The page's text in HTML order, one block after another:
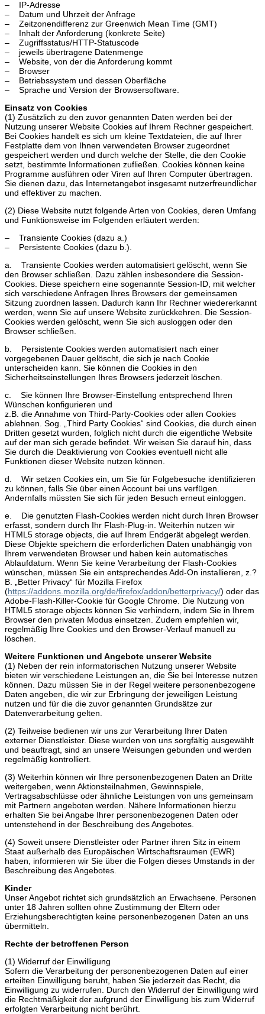
– IP-Adresse
– Datum und Uhrzeit der Anfrage
– Zeitzonendifferenz zur Greenwich Mean Time (GMT)
– Inhalt der Anforderung (konkrete Seite)
– Zugriffsstatus/HTTP-Statuscode
– jeweils übertragene Datenmenge
– Website, von der die Anforderung kommt
– Browser
– Betriebssystem und dessen Oberfläche
– Sprache und Version der Browsersoftware.
Einsatz von Cookies
(1) Zusätzlich zu den zuvor genannten Daten werden bei der
Nutzung unserer Website Cookies auf Ihrem Rechner gespeichert.
Bei Cookies handelt es sich um kleine Textdateien, die auf Ihrer
Festplatte dem von Ihnen verwendeten Browser zugeordnet
gespeichert werden und durch welche der Stelle, die den Cookie
setzt, bestimmte Informationen zufließen. Cookies können keine
Programme ausführen oder Viren auf Ihren Computer übertragen.
Sie dienen dazu, das Internetangebot insgesamt nutzerfreundlicher
und effektiver zu machen.
(2) Diese Website nutzt folgende Arten von Cookies, deren Umfang
und Funktionsweise im Folgenden erläutert werden:
– Transiente Cookies (dazu a.)
– Persistente Cookies (dazu b.).
a. Transiente Cookies werden automatisiert gelöscht, wenn Sie
den Browser schließen. Dazu zählen insbesondere die Session-
Cookies. Diese speichern eine sogenannte Session-ID, mit welcher
sich verschiedene Anfragen Ihres Browsers der gemeinsamen
Sitzung zuordnen lassen. Dadurch kann Ihr Rechner wiedererkannt
werden, wenn Sie auf unsere Website zurückkehren. Die Session-
Cookies werden gelöscht, wenn Sie sich ausloggen oder den
Browser schließen.
b. Persistente Cookies werden automatisiert nach einer
vorgegebenen Dauer gelöscht, die sich je nach Cookie
unterscheiden kann. Sie können die Cookies in den
Sicherheitseinstellungen Ihres Browsers jederzeit löschen.
c. Sie können Ihre Browser-Einstellung entsprechend Ihren
Wünschen konfigurieren und
z.B. die Annahme von Third-Party-Cookies oder allen Cookies
ablehnen. Sog. „Third Party Cookies“ sind Cookies, die durch einen
Dritten gesetzt wurden, folglich nicht durch die eigentliche Website
auf der man sich gerade befindet. Wir weisen Sie darauf hin, dass
Sie durch die Deaktivierung von Cookies eventuell nicht alle
Funktionen dieser Website nutzen können.
d. Wir setzen Cookies ein, um Sie für Folgebesuche identifizieren
zu können, falls Sie über einen Account bei uns verfügen.
Andernfalls müssten Sie sich für jeden Besuch erneut einloggen.
e. Die genutzten Flash-Cookies werden nicht durch Ihren Browser
erfasst, sondern durch Ihr Flash-Plug-in. Weiterhin nutzen wir
HTML5 storage objects, die auf Ihrem Endgerät abgelegt werden.
Diese Objekte speichern die erforderlichen Daten unabhängig von
Ihrem verwendeten Browser und haben kein automatisches
Ablaufdatum. Wenn Sie keine Verarbeitung der Flash-Cookies
wünschen, müssen Sie ein entsprechendes Add-On installieren, z.?
B. „Better Privacy“ für Mozilla Firefox
(https://addons.mozilla.org/de/firefox/addon/betterprivacy/) oder das
Adobe-Flash-Killer-Cookie für Google Chrome. Die Nutzung von
HTML5 storage objects können Sie verhindern, indem Sie in Ihrem
Browser den privaten Modus einsetzen. Zudem empfehlen wir,
regelmäßig Ihre Cookies und den Browser-Verlauf manuell zu
löschen.
Weitere Funktionen und Angebote unserer Website
(1) Neben der rein informatorischen Nutzung unserer Website
bieten wir verschiedene Leistungen an, die Sie bei Interesse nutzen
können. Dazu müssen Sie in der Regel weitere personenbezogene
Daten angeben, die wir zur Erbringung der jeweiligen Leistung
nutzen und für die die zuvor genannten Grundsätze zur
Datenverarbeitung gelten.
(2) Teilweise bedienen wir uns zur Verarbeitung Ihrer Daten
externer Dienstleister. Diese wurden von uns sorgfältig ausgewählt
und beauftragt, sind an unsere Weisungen gebunden und werden
regelmäßig kontrolliert.
(3) Weiterhin können wir Ihre personenbezogenen Daten an Dritte
weitergeben, wenn Aktionsteilnahmen, Gewinnspiele,
Vertragsabschlüsse oder ähnliche Leistungen von uns gemeinsam
mit Partnern angeboten werden. Nähere Informationen hierzu
erhalten Sie bei Angabe Ihrer personenbezogenen Daten oder
untenstehend in der Beschreibung des Angebotes.
(4) Soweit unsere Dienstleister oder Partner ihren Sitz in einem
Staat außerhalb des Europäischen Wirtschaftsraumen (EWR)
haben, informieren wir Sie über die Folgen dieses Umstands in der
Beschreibung des Angebotes.
Kinder
Unser Angebot richtet sich grundsätzlich an Erwachsene. Personen
unter 18 Jahren sollten ohne Zustimmung der Eltern oder
Erziehungsberechtigten keine personenbezogenen Daten an uns
übermitteln.
Rechte der betroffenen Person
(1) Widerruf der Einwilligung
Sofern die Verarbeitung der personenbezogenen Daten auf einer
erteilten Einwilligung beruht, haben Sie jederzeit das Recht, die
Einwilligung zu widerrufen. Durch den Widerruf der Einwilligung wird
die Rechtmäßigkeit der aufgrund der Einwilligung bis zum Widerruf
erfolgten Verarbeitung nicht berührt.